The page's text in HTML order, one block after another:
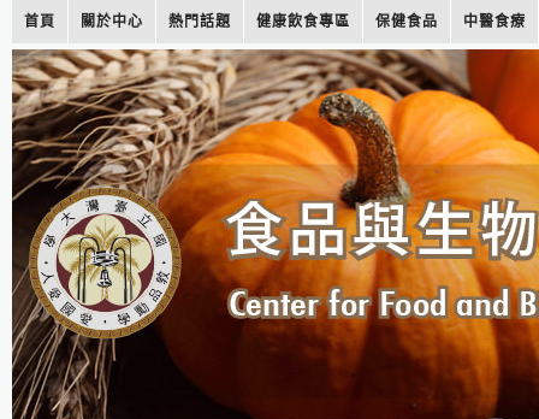
首頁 關於中心 熱門話題 健康飲食專區 保健食品 中醫食療